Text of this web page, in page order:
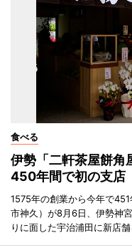
食べる
伊勢「二軒茶屋餅
450年間で初の支店
1575年の創業から今年で
市神久）が8月6日、伊勢神
りに面した宇治浦田に新店舗